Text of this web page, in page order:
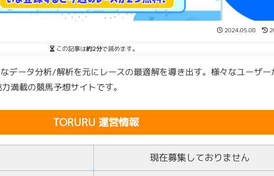
2024.05.08
この記事は約2分で読めます。
なデータ分析/解析を元にレースの最適解を導き出す。様々なユーザー
満載の競馬予想サイトです。
TORURU 運営情報
現在募集しておりません